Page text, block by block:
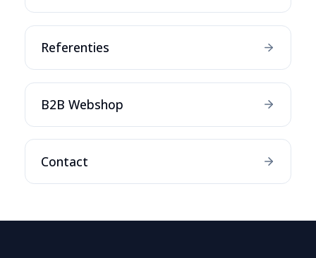
Referenties
B2B Webshop
Contact